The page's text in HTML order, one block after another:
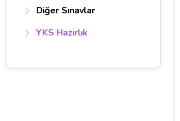
Diğer Sınavlar
YKS Hazırlık